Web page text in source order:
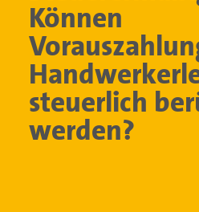
Können
steuerlich
werden?